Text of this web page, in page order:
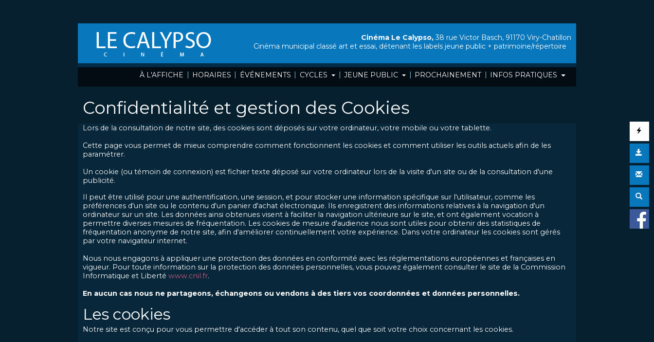
À L'AFFICHE | HORAIRES | ÉVÉNEMENTS | CYCLES | JEUNE PUBLIC | PROCHAINEMENT | INFOS PRATIQUES
Cinéma Le Calypso,38 rue Victor Basch, 91170 Viry-Chatillon
Cinéma municipal classé art et essai, détenant les labels jeune public + patrimoine/répertoire
Confidentialité et gestion des Cookies
Lors de la consultation de notre site, des cookies sont déposés sur votre ordinateur, votre mobile ou votre tablette.
Cette page vous permet de mieux comprendre comment fonctionnent les cookies et comment utiliser les outils actuels afin de les
paramétrer.
Un cookie (ou témoin de connexion) est fichier texte déposé sur votre ordinateur lors de la visite d'un site ou de la consultation d'une
publicité.
Il peut être utilisé pour une authentification, une session, et pour stocker une information spécifique sur l'utilisateur, comme les
préférences d'un site ou le contenu d'un panier d'achat électronique. Ils enregistrent des informations relatives à la navigation d'un
ordinateur sur un site. Les données ainsi obtenues visent à faciliter la navigation ultérieure sur le site, et ont également vocation à
permettre diverses mesures de fréquentation. Les cookies de mesure d'audience nous sont utiles pour obtenir des statistiques de
fréquentation anonyme de notre site, afin d'améliorer continuellement votre expérience. Dans votre ordinateur les cookies sont gérés
par votre navigateur internet.
Nous nous engagons à appliquer une protection des données en conformité avec les réglementations européennes et françaises en
vigueur. Pour toute information sur la protection des données personnelles, vous pouvez également consulter le site de la Commission
Informatique et Liberté www.cnil.fr.
En aucun cas nous ne partageons, échangeons ou vendons à des tiers vos coordonnées et données personnelles.
Les cookies
Notre site est conçu pour vous permettre d'accéder à tout son contenu, quel que soit votre choix concernant les cookies.